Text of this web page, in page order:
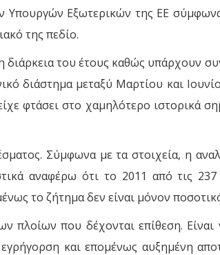
Εξωτερικών της ΕΕ
της πεδίο.
του έτους καθώς υπάρχουν
διάστημα μεταξύ Μαρτίου και
φτάσει στο χαμηλότερο ιστορικά
Σύμφωνα με τα στοιχεία, η
αναφέρω ότι το 2011 από τις
το ζήτημα δεν είναι μόνον
πλοίων που δέχονται επίθεση.
και επομένως αυξημένη